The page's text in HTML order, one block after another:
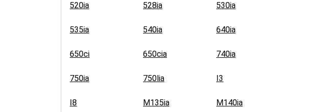
520ia 528ia 530ia
535ia 540ia 640ia
650ci 650cia 740ia
750ia 750lia I3
I8 M135ia M140ia